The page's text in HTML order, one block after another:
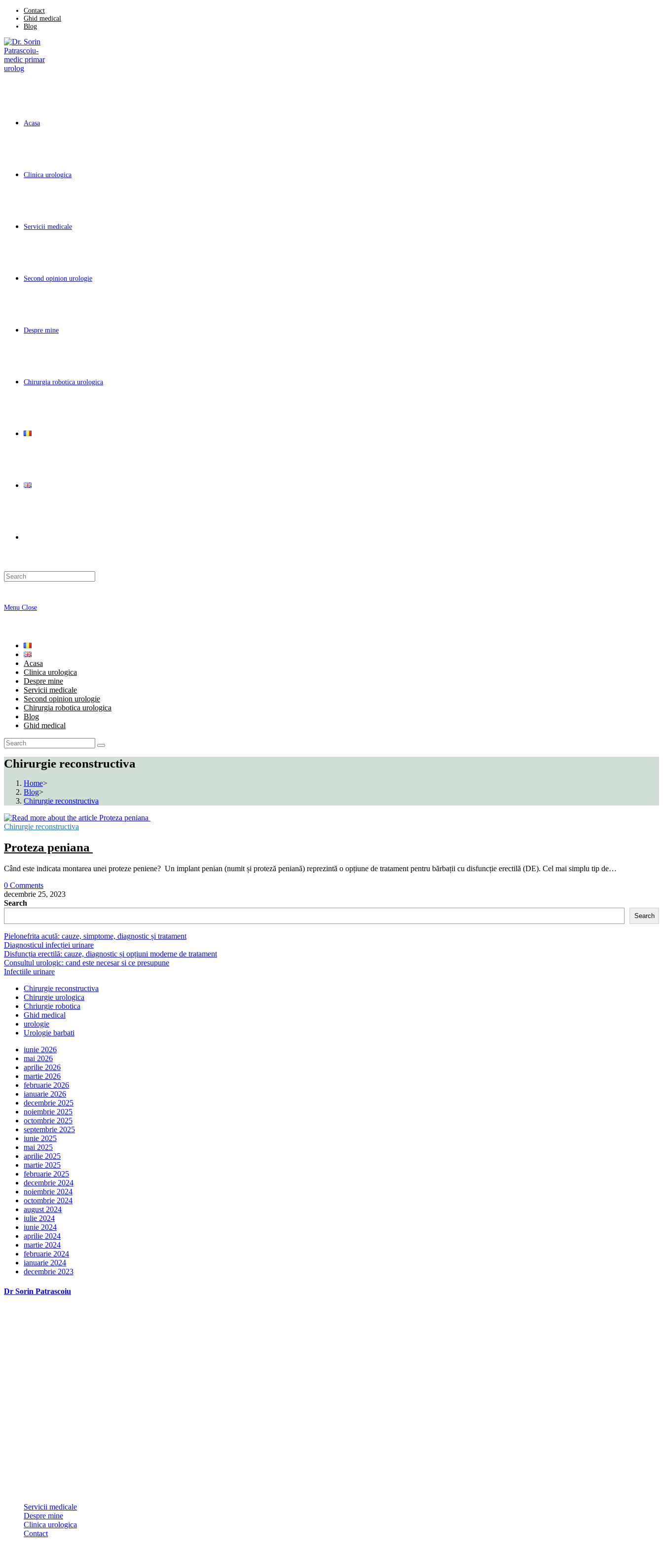
Skip
content
Contact
Ghid medical
Blog
Acasa
Clinica urologica
Servicii medicale
Second opinion urologie
Despre mine
Chirurgia robotica urologica
Menu Close
Acasa
Clinica urologica
Despre mine
Servicii medicale
Second opinion urologie
Chirurgia robotica urologica
Blog
Ghid medical
Chirurgie reconstructiva
Home>
Blog>
Chirurgie reconstructiva
Chirurgie reconstructiva
Proteza peniana
Când este indicata montarea unei proteze peniene? Un implant penian (numit și proteză peniană) reprezintă o opțiune de tratament pentru bărbații cu disfuncție erectilă (DE). Cel mai simplu tip de…
0 Comments
decembrie 25, 2023
Search
Search
Pielonefrita acută: cauze, simptome, diagnostic și tratament
Diagnosticul infecției urinare
Disfuncția erectilă: cauze, diagnostic și opțiuni moderne de tratament
Consultul urologic: cand este necesar si ce presupune
Infectiile urinare
Chirurgie reconstructiva
Chirurgie urologica
Chriurgie robotica
Ghid medical
urologie
Urologie barbati
iunie 2026
mai 2026
aprilie 2026
martie 2026
februarie 2026
ianuarie 2026
decembrie 2025
noiembrie 2025
octombrie 2025
septembrie 2025
iunie 2025
mai 2025
aprilie 2025
martie 2025
februarie 2025
decembrie 2024
noiembrie 2024
octombrie 2024
august 2024
iulie 2024
iunie 2024
aprilie 2024
martie 2024
februarie 2024
ianuarie 2024
decembrie 2023
Dr Sorin Patrascoiu
Servicii medicale
Despre mine
Clinica urologica
Contact